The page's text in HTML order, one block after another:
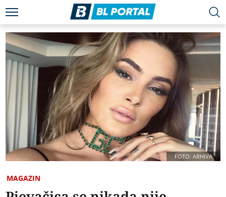
FOTO: ARHIVA
MAGAZIN